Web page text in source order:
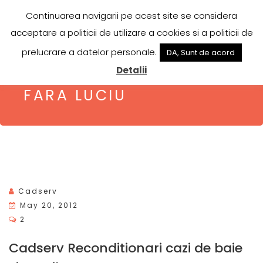
CADSERV
Reconditionari cazi baie si emailat
CADA MURDARA
FARA LUCIU
Cadserv
P
O
T
E
May 20, 2012
2
Cadserv Reconditionari cazi de baie
Continuarea navigarii pe acest site se considera
acceptare a politicii de utilizare a cookies si a politicii de
prelucrare a datelor personale.
DA, Sunt de acord
Detalii